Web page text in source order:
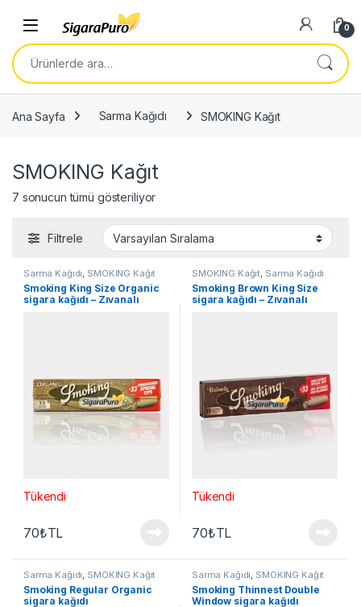
Open 0
Ara:
Ana Sayfa Sarma Kağıdı SMOKING Kağıt
SMOKING Kağıt
7 sonucun tümü gösteriliyor
Filtrele
Sarma Kağıdı, SMOKING Kağıt
Smoking King Size Organic
sigara kağıdı – Zıvanalı
Tükendi
70₺TL
SMOKING Kağıt, Sarma Kağıdı
Smoking Brown King Size
sigara kağıdı – Zıvanalı
Tükendi
70₺TL
Sarma Kağıdı, SMOKING Kağıt
Smoking Regular Organic
sigara kağıdı
Sarma Kağıdı, SMOKING Kağıt
Smoking Thinnest Double
Window sigara kağıdı